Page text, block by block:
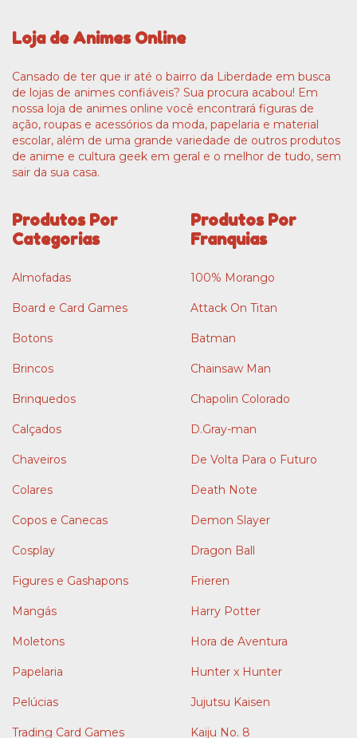
Loja de Animes Online
Cansado de ter que ir até o bairro da Liberdade em busca
de lojas de animes confiáveis? Sua procura acabou! Em
nossa loja de animes online você encontrará figuras de
ação, roupas e acessórios da moda, papelaria e material
escolar, além de uma grande variedade de outros produtos
de anime e cultura geek em geral e o melhor de tudo, sem
sair da sua casa.
Produtos Por
Categorias
Almofadas
Board e Card Games
Botons
Brincos
Brinquedos
Calçados
Chaveiros
Colares
Copos e Canecas
Cosplay
Figures e Gashapons
Mangás
Moletons
Papelaria
Pelúcias
Trading Card Games
Produtos Por
Franquias
100% Morango
Attack On Titan
Batman
Chainsaw Man
Chapolin Colorado
D.Gray-man
De Volta Para o Futuro
Death Note
Demon Slayer
Dragon Ball
Frieren
Harry Potter
Hora de Aventura
Hunter x Hunter
Jujutsu Kaisen
Kaiju No. 8